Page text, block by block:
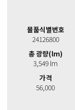
물품식별번호
24126800
총 광량(lm)
3,549 lm
가격
56,000